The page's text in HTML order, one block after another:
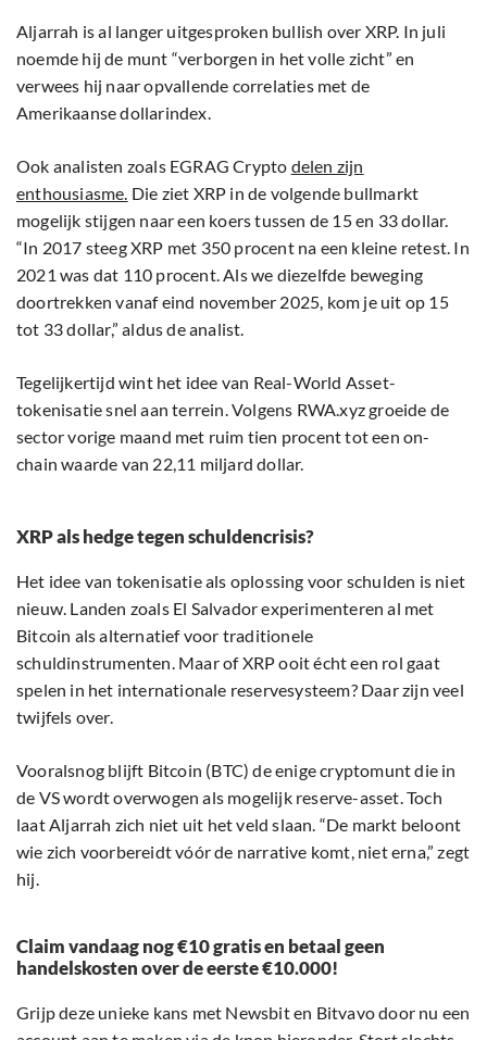
Aljarrah is al langer uitgesproken bullish over XRP. In juli
noemde hij de munt “verborgen in het volle zicht” en
verwees hij naar opvallende correlaties met de
Amerikaanse dollarindex.
Ook analisten zoals EGRAG Crypto delen zijn
enthousiasme. Die ziet XRP in de volgende bullmarkt
mogelijk stijgen naar een koers tussen de 15 en 33 dollar.
“In 2017 steeg XRP met 350 procent na een kleine retest. In
2021 was dat 110 procent. Als we diezelfde beweging
doortrekken vanaf eind november 2025, kom je uit op 15
tot 33 dollar,” aldus de analist.
Tegelijkertijd wint het idee van Real-World Asset-
tokenisatie snel aan terrein. Volgens RWA.xyz groeide de
sector vorige maand met ruim tien procent tot een on-
chain waarde van 22,11 miljard dollar.
XRP als hedge tegen schuldencrisis?
Het idee van tokenisatie als oplossing voor schulden is niet
nieuw. Landen zoals El Salvador experimenteren al met
Bitcoin als alternatief voor traditionele
schuldinstrumenten. Maar of XRP ooit écht een rol gaat
spelen in het internationale reservesysteem? Daar zijn veel
twijfels over.
Vooralsnog blijft Bitcoin (BTC) de enige cryptomunt die in
de VS wordt overwogen als mogelijk reserve-asset. Toch
laat Aljarrah zich niet uit het veld slaan. “De markt beloont
wie zich voorbereidt vóór de narrative komt, niet erna,” zegt
hij.
Claim vandaag nog €10 gratis en betaal geen
handelskosten over de eerste €10.000!
Grijp deze unieke kans met Newsbit en Bitvavo door nu een